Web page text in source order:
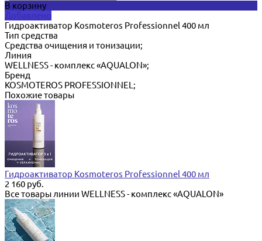
В корзину
Добавлено
Гидроактиватор Kosmoteros Professionnel 400 мл
Тип средства
Cредства очищения и тонизации;
Линия
WELLNESS - комплекс «AQUALON»;
Бренд
KOSMOTEROS PROFESSIONNEL;
Похожие товары
Гидроактиватор Kosmoteros Professionnel 400 мл
2 160 руб.
Все товары линии WELLNESS - комплекс «AQUALON»